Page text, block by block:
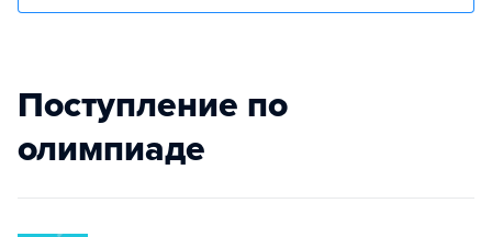
Поступление по
олимпиаде